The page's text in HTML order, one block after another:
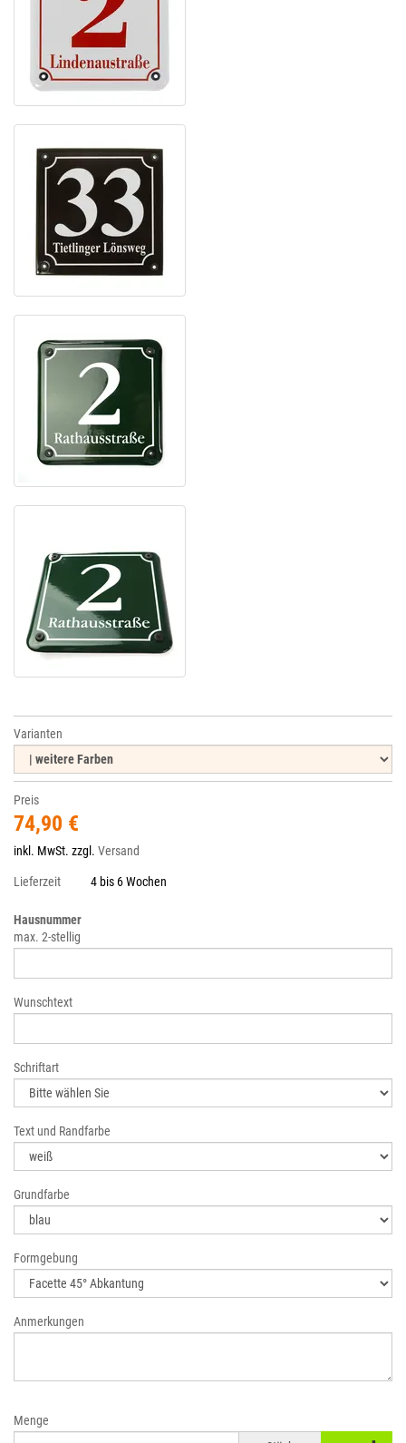
Varianten
Preis
74,90 €
inkl. MwSt. zzgl. Versand
Lieferzeit 4 bis 6 Wochen
Hausnummer
max. 2-stellig
Wunschtext
Schriftart
Text und Randfarbe
Grundfarbe
Formgebung
Anmerkungen
Menge